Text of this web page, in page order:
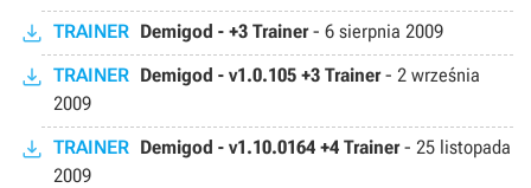
TRAINER Demigod - +3 Trainer- 6 sierpnia 2009
TRAINER Demigod - v1.0.105 +3 Trainer- 2 września
2009
TRAINER Demigod - v1.10.0164 +4 Trainer- 25 listopada
2009